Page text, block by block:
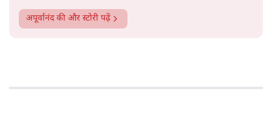
अपूर्वानंदकी और स्टोरी पढ़ें